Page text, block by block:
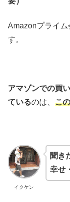
Amazonプライ
す。
アマゾンでの買
ているのは、 こ
イクケン
聞き
幸せ